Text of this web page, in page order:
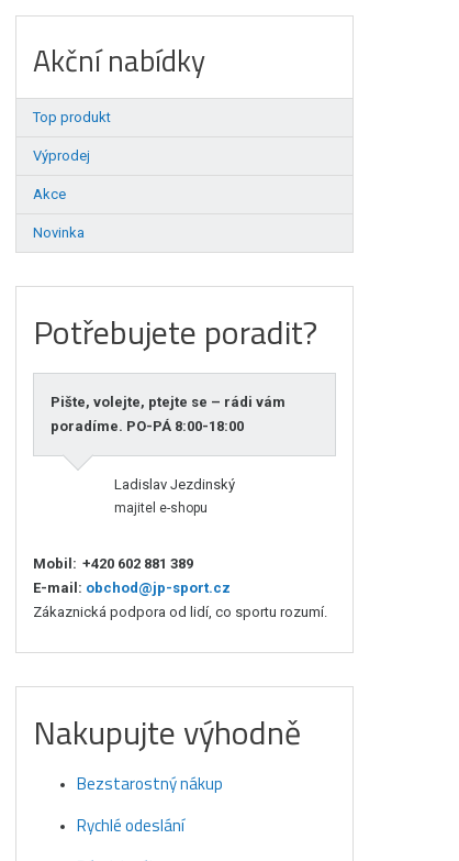
Akční nabídky
Top produkt
Výprodej
Akce
Novinka
Potřebujete poradit?
Pište, volejte, ptejte se – rádi vám
poradíme. PO-PÁ 8:00-18:00
Ladislav Jezdinský
majitel e-shopu
Mobil: +420 602 881 389
E-mail: obchod@jp-sport.cz
Zákaznická podpora od lidí, co sportu rozumí.
Nakupujte výhodně
Bezstarostný nákup
Rychlé odeslání